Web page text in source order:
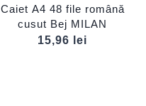
Caiet A4 48 file română
cusut Bej MILAN
15,96
lei